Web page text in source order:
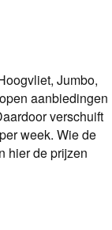
Jumbo,
aanbiedingen
verschuift
week. Wie de
hier de prijzen